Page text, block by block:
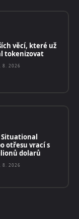
věcí, které už
tokenizovat
8. 2026
Situational
otřesu vrací s
dolarů
8. 2026